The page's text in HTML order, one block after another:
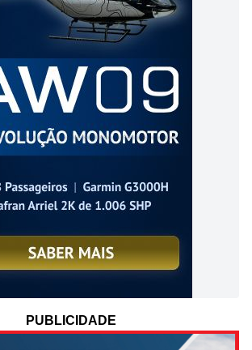
PUBLICIDADE